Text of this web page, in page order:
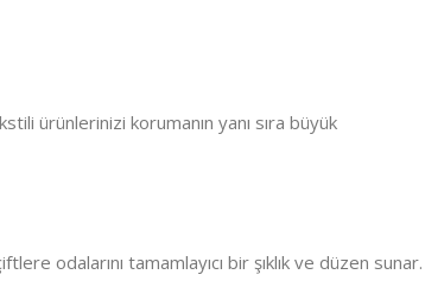
ürünlerinizi korumanın yanı sıra büyük
odalarını tamamlayıcı bir şıklık ve düzen sunar.